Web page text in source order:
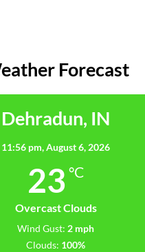
Forecast
Dehradun, IN
11:56 pm,August 6, 2026
23 °C
Overcast Clouds
Wind Gust: 2 mph
Clouds: 100%